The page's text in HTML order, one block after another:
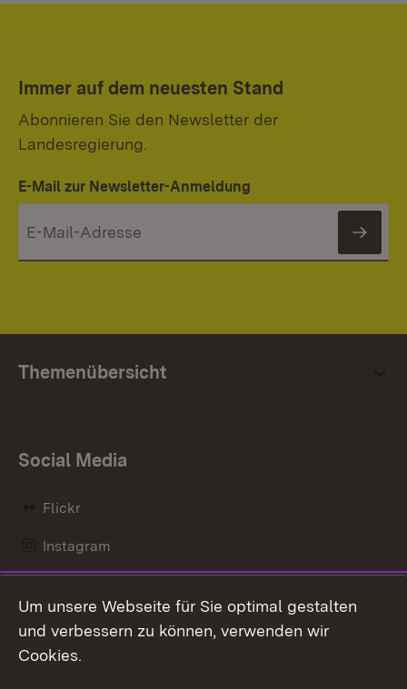
Immer auf dem neuesten Stand
Abonnieren Sie den Newsletter der
Landesregierung.
E-Mail zur Newsletter-Anmeldung
Themenübersicht
Social Media
Flickr
Instagram
Mastodon
Messenger
Um unsere Webseite für Sie optimal gestalten
und verbessern zu können, verwenden wir
Cookies.